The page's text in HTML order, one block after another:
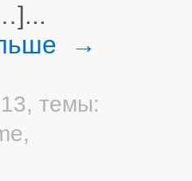
→
темы:
,